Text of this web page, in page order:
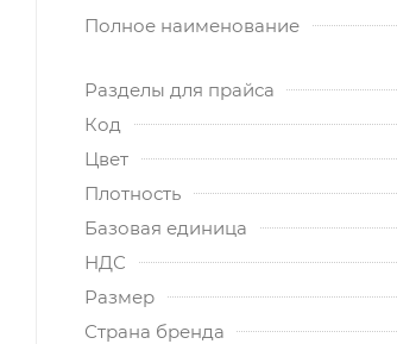
Полное наименование
Разделы для прайса
Код
Цвет
Плотность
Базовая единица
НДС
Размер
Страна бренда